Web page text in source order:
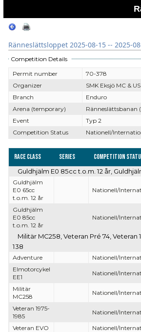
Ränneslättsloppet 2025-08-15 -- 2025-
Competition Details
Permit number
70-378
Organizer
SMK Eksjö MC & US
Branch
Enduro
Arena (temporary)
Ränneslättsbanan
Event
Typ 2
Competition Status
Nationell/
Race Class Series Competition
Guldhjälm E0 85cc t.o.m. 12 år,
Guldhjälm
E0 65cc
t.o.m. 12 år
Nationell/
Guldhjälm
E0 85cc
t.o.m. 12 år
Nationell/
Militär MC258, Veteran Pré 74,
138
Adventure Nationell/
Elmotorcykel
EE1
Nationell/
Militär
MC258
Nationell/
Veteran 1975-
1985
Nationell/
Veteran EVO Nationell/